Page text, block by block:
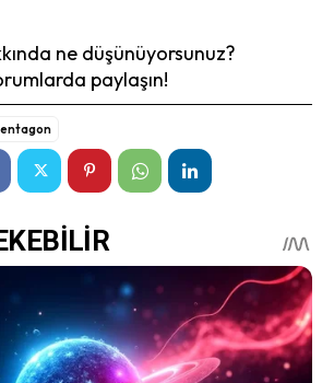
ne düşünüyorsunuz?
paylaşın!